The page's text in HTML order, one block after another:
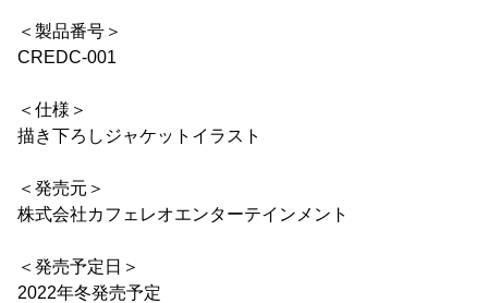
＜製品番号＞
CREDC-001
＜仕様＞
描き下ろしジャケットイラスト
＜発売元＞
株式会社カフェレオエンターテインメント
＜発売予定日＞
2022年冬発売予定